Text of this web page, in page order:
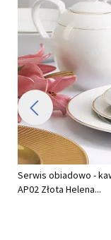
Serwis obiadowo -
AP02 Złota Helena...